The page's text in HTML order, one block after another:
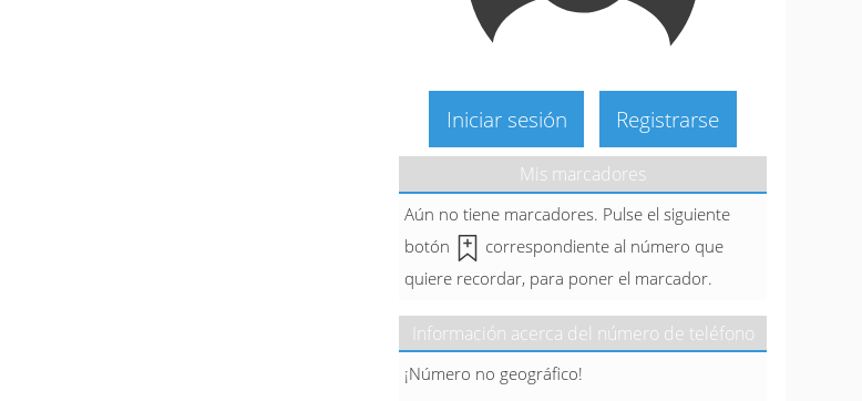
Iniciar sesión Registrarse
Mis marcadores
Aún no tiene marcadores. Pulse el siguiente
botón
correspondiente al número que
quiere recordar, para poner el marcador.
Información acerca del número de teléfono
¡Número no geográfico!